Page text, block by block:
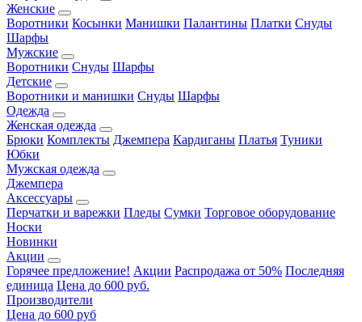
Женские
Воротники Косынки Манишки Палантины Платки Снуды
Шарфы
Мужские
Воротники Снуды Шарфы
Детские
Воротники и манишки Снуды Шарфы
Одежда
Женская одежда
Брюки Комплекты Джемпера Кардиганы Платья Туники
Юбки
Мужская одежда
Джемпера
Аксессуары
Перчатки и варежки Пледы Сумки Торговое оборудование
Носки
Новинки
Акции
Горячее предложение! Акции Распродажа от 50% Последняя
единица Цена до 600 руб.
Производители
Цена до 600 руб